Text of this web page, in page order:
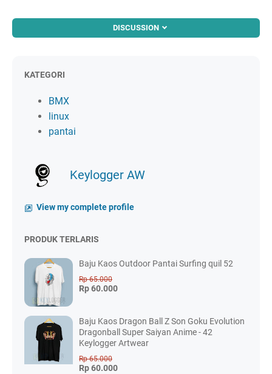
DISCUSSION
KATEGORI
BMX
linux
pantai
Keylogger AW
View my complete profile
PRODUK TERLARIS
Baju Kaos Outdoor Pantai Surfing quil 52
Rp 65.000
Rp 60.000
Baju Kaos Dragon Ball Z Son Goku Evolution
Dragonball Super Saiyan Anime - 42
Keylogger Artwear
Rp 65.000
Rp 60.000